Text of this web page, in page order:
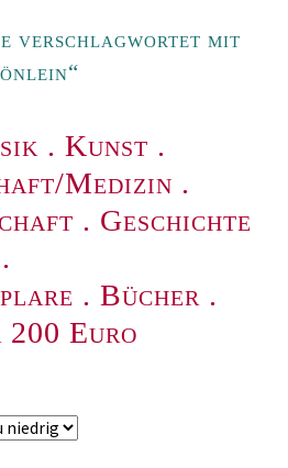
verschlagwortet mit
. Kunst .
Medizin .
. Geschichte
.
. Bücher .
Euro